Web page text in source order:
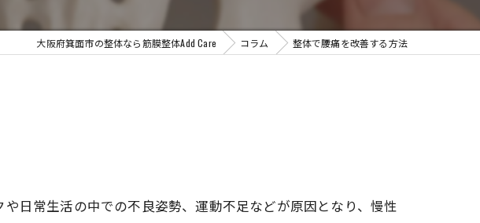
大阪府箕面市の整体なら筋膜整体Add Care コラム 整体で腰痛を改善する方法
日常生活の中での不良姿勢、運動不足などが原因となり、慢性